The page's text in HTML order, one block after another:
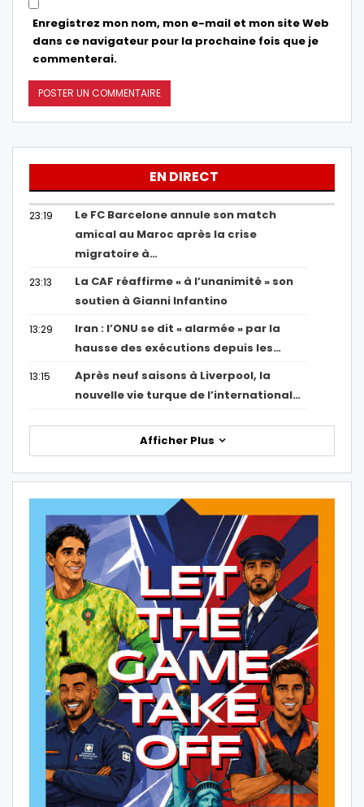
Enregistrez mon nom, mon e-mail et mon site Web
dans ce navigateur pour la prochaine fois que je
commenterai.
EN DIRECT
23:19
Le FC Barcelone annule son match
amical au Maroc après la crise
migratoire à…
23:13
La CAF réaffirme « à l’unanimité » son
soutien à Gianni Infantino
13:29
Iran : l’ONU se dit « alarmée » par la
hausse des exécutions depuis les…
13:15
Après neuf saisons à Liverpool, la
nouvelle vie turque de l’international…
Afficher Plus